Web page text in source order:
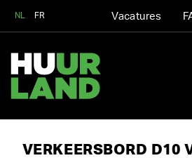
NL FR Vacatures
VERKEERSBORD D10